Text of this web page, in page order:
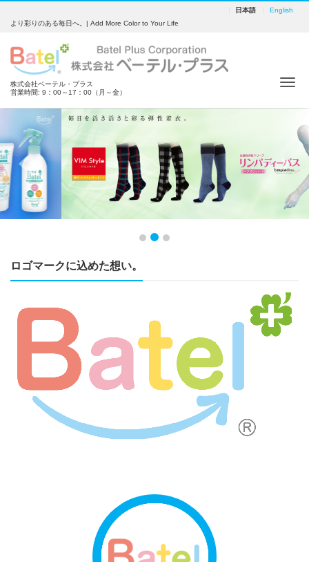
日本語
English
より彩りのある毎日へ。| Add More Color to Your Life
株式会社ベーテル・プラス
営業時間: 9：00～17：00（月～金）
Previous Next
ロゴマークに込めた想い。